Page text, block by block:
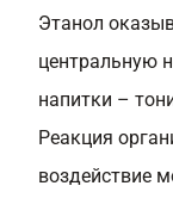
Этанол
центральную
напитки –
Реакция
воздействие